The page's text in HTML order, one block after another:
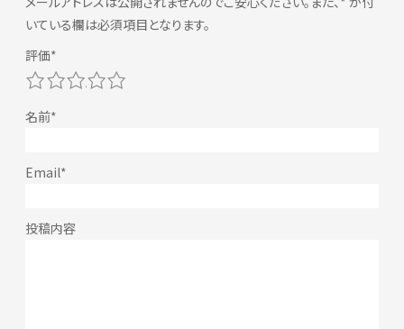
いている欄は必須項目となります。
5
4
3
2